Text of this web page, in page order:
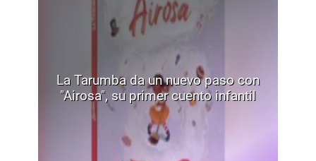
La Tarumba da un nuevo paso con
"Airosa", su primer cuento infantil